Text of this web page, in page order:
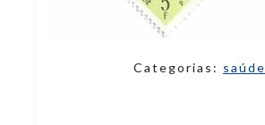
Categorias: saúde